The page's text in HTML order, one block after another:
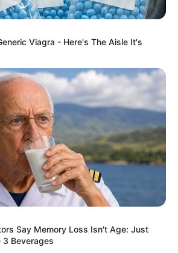
Viagra - Here's The Aisle It's
Say Memory Loss Isn't Age: Just
3 Beverages